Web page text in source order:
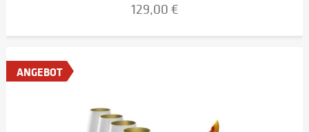
129,00 €
ANGEBOT